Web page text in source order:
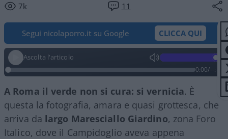
7k 11
Segui nicolaporro.it su Google CLICCA QUI
Ascolta l'articolo
0:00/--:--
A Roma il verde non si cura: si vernicia. È
questa la fotografia, amara e quasi grottesca, che
arriva da largo Maresciallo Giardino, zona Foro
Italico, dove il Campidoglio aveva appena